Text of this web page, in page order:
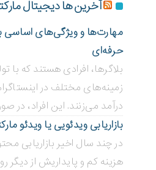
آخرین ها دیجیتال
مهارت‌ها و ویژگی‌های اساسی
حرفه‌ای
بلاگر‌ها، افرادی هستند که با
زمینه‌های مختلف در
درآمد می‌زنند. این افراد، در
بازاریابی ویدئویی ‌یا ویدئو
در چند سال اخیر بازاریابی
هزینه کم و پایداریش از دیگر